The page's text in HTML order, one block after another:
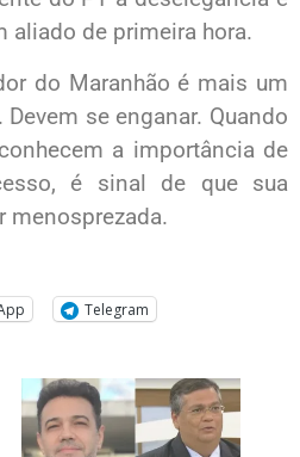
aliado de primeira hora.
do Maranhão é mais um
se enganar. Quando
a importância de
é sinal de que sua
menosprezada.
Telegram